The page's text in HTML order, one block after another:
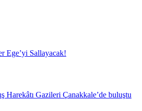
Ege’yi Sallayacak!
Harekâtı Gazileri Çanakkale’de buluştu